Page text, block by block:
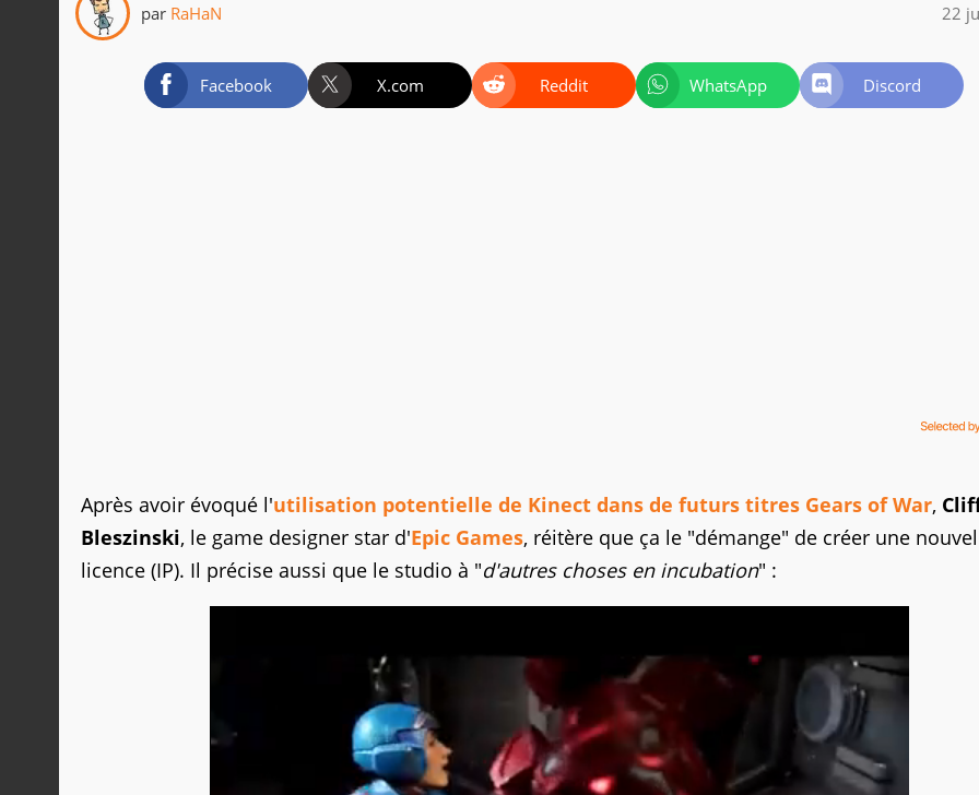
par RaHaN 22
Facebook X.com Reddit WhatsApp Discord
Après avoir évoqué l'utilisation potentielle de Kinect dans de futurs titres Gears of War,
Bleszinski, le game designer star d'Epic Games, réitère que ça le "démange" de créer une
licence (IP). Il précise aussi que le studio à "d'autres choses en incubation" :